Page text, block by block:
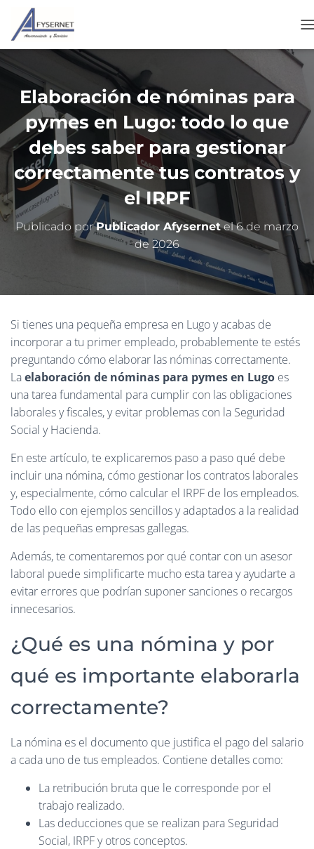
A
R
E
G
Elaboración de nóminas para
pymes en Lugo: todo lo que
debes saber para gestionar
correctamente tus contratos y
el IRPF
Publicado porPublicador Afysernetel6 de marzo
de 2026
Si tienes una pequeña empresa en Lugo y acabas de
incorporar a tu primer empleado, probablemente te estés
preguntando cómo elaborar las nóminas correctamente.
Laelaboración de nóminas para pymes en Lugo es
una tarea fundamental para cumplir con las obligaciones
laborales y fiscales, y evitar problemas con la Seguridad
Social y Hacienda.
En este artículo, te explicaremos paso a paso qué debe
incluir una nómina, cómo gestionar los contratos laborales
y, especialmente, cómo calcular el IRPF de los empleados.
Todo ello con ejemplos sencillos y adaptados a la realidad
de las pequeñas empresas gallegas.
Además, te comentaremos por qué contar con un asesor
laboral puede simplificarte mucho esta tarea y ayudarte a
evitar errores que podrían suponer sanciones o recargos
innecesarios.
¿Qué es una nómina y por
qué es importante elaborarla
correctamente?
La nómina es el documento que justifica el pago del salario
a cada uno de tus empleados. Contiene detalles como:
La retribución bruta que le corresponde por el
trabajo realizado.
Las deducciones que se realizan para Seguridad
Social, IRPF y otros conceptos.